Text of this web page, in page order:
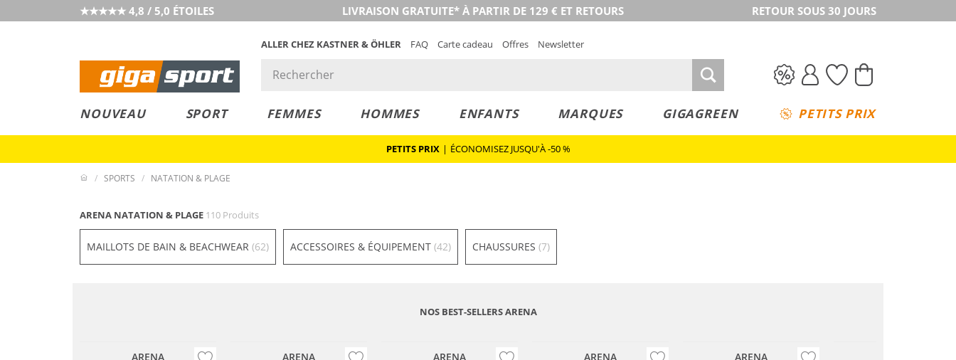
★★★★★ 4,8 / 5,0 ÉTOILES LIVRAISON GRATUITE* À PARTIR DE 129 € ET RETOURS RETOUR SOUS 30 JOURS
ALLER CHEZ KASTNER & ÖHLER FAQ Carte cadeau Offres Newsletter
NOUVEAU SPORT FEMMES HOMMES ENFANTS MARQUES GIGAGREEN PETITS PRIX
PETITS PRIX | ÉCONOMISEZ JUSQU'À -50 %
SPORTS NATATION & PLAGE
ARENA NATATION & PLAGE 110 Produits
MAILLOTS DE BAIN & BEACHWEAR (62) ACCESSOIRES & ÉQUIPEMENT (42) CHAUSSURES (7)
NOS BEST-SELLERS ARENA
ARENA
ARENA
ARENA
ARENA
ARENA